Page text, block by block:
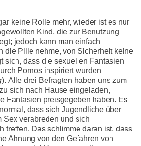
keine Rolle mehr, wieder ist es nur
Kind, die zur Benutzung
jedoch kann man einfach
die Pille nehme, von Sicherheit keine
sich, dass die sexuellen Fantasien
Pornos inspiriert wurden
). Alle drei Befragten haben uns zum
sich nach Hause eingeladen,
Fantasien preisgegeben haben. Es
dass sich Jugendliche über
Sex verabreden und sich
treffen. Das schlimme daran ist, dass
Ahnung von den Gefahren von